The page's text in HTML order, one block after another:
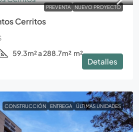
PREVENTA NUEVO PROYECTO
Cerritos
59.3m² a 288.7m² m²
Detalles
CONSTRUCCIÓN ENTREGA ÚLTIMAS UNIDADES